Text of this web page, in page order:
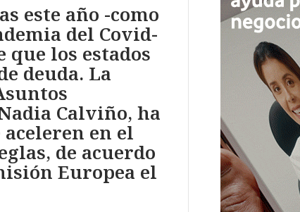
este año -como
del Covid-
los estados
deuda. La
Calviño, ha
en el
de acuerdo
Europea el